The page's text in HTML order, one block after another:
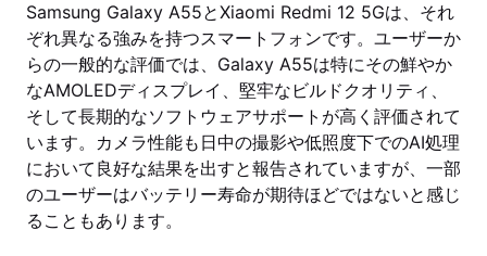
Samsung Galaxy A55とXiaomi Redmi 12 5Gは、それ
ぞれ異なる強みを持つスマートフォンです。ユーザーか
らの一般的な評価では、Galaxy A55は特にその鮮やか
なAMOLEDディスプレイ、堅牢なビルドクオリティ、
そして長期的なソフトウェアサポートが高く評価されて
います。カメラ性能も日中の撮影や低照度下でのAI処理
において良好な結果を出すと報告されていますが、一部
のユーザーはバッテリー寿命が期待ほどではないと感じ
ることもあります。